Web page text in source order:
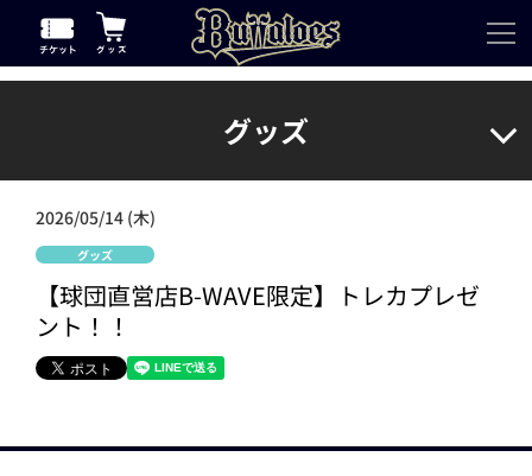
グッズ
2026/05/14 (木)
グッズ
【球団直営店B-WAVE限定】トレカプレゼ
ント！！